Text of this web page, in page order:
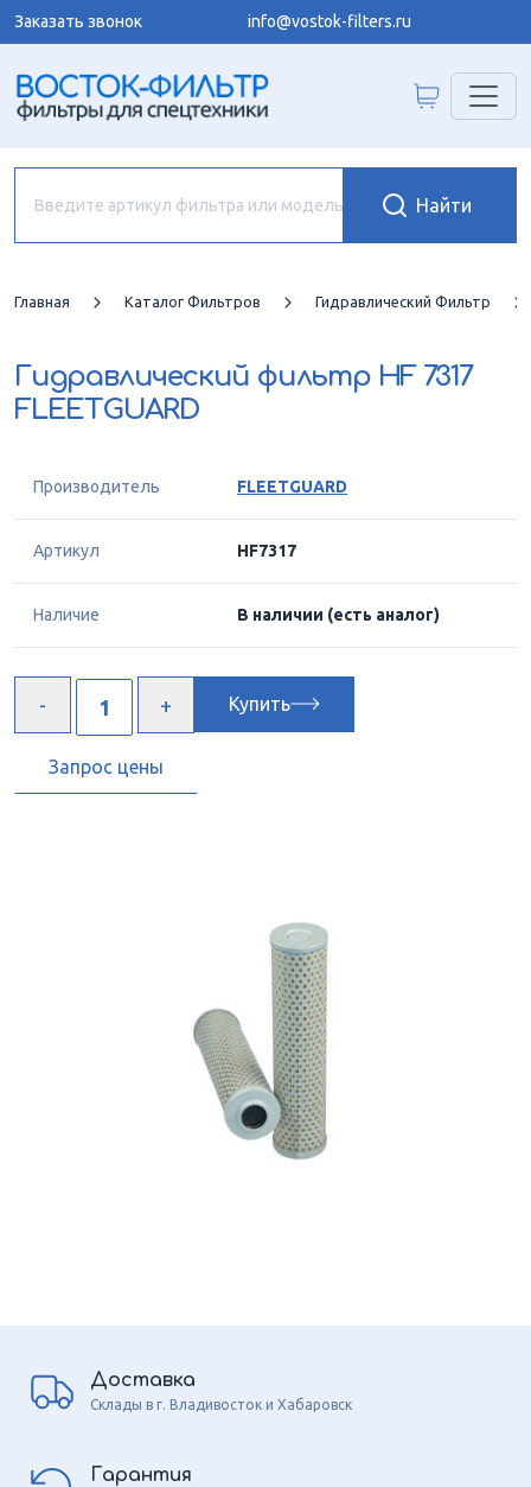
Заказать звонок info@vostok-filters.ru
Главная Каталог Фильтров Гидравлический Фильтр
Гидравлический фильтр HF 7317
FLEETGUARD
Производитель FLEETGUARD
Артикул HF7317
Наличие В наличии (есть аналог)
Купить
Запрос цены
Доставка
Склады в г. Владивосток и Хабаровск
Гарантия